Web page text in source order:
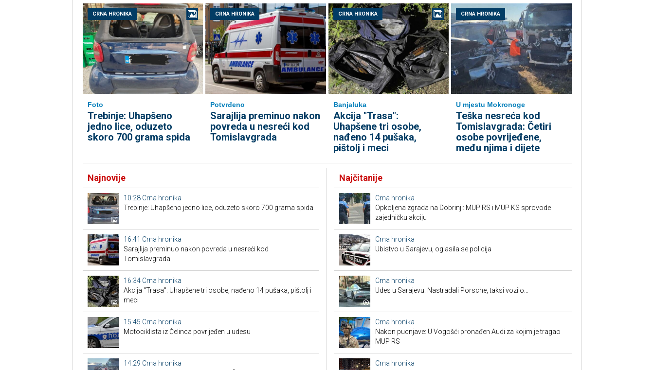
CRNA HRONIKA
Foto
Trebinje: Uhapšeno
jedno lice, oduzeto
skoro 700 grama spida
CRNA HRONIKA
Potvrđeno
Sarajlija preminuo nakon
povreda u nesreći kod
Tomislavgrada
CRNA HRONIKA
Banjaluka
Akcija "Trasa":
Uhapšene tri osobe,
nađeno 14 pušaka,
pištolj i meci
CRNA HRONIKA
U mjestu Mokronoge
Teška nesreća kod
Tomislavgrada: Četiri
osobe povrijeđene,
među njima i dijete
Najnovije
10:28 Crna hronika
Trebinje: Uhapšeno jedno lice, oduzeto skoro 700 grama spida
16:41 Crna hronika
Sarajlija preminuo nakon povreda u nesreći kod
Tomislavgrada
16:34 Crna hronika
Akcija "Trasa": Uhapšene tri osobe, nađeno 14 pušaka, pištolj i
meci
15:45 Crna hronika
Motociklista iz Čelinca povrijeđen u udesu
14:29 Crna hronika
Najčitanije
Crna hronika
Opkoljena zgrada na Dobrinji: MUP RS i MUP KS sprovode
zajedničku akciju
Crna hronika
Ubistvo u Sarajevu, oglasila se policija
Crna hronika
Udes u Sarajevu: Nastradali Porsche, taksi vozilo...
Crna hronika
Nakon pucnjave: U Vogošći pronađen Audi za kojim je tragao
MUP RS
Crna hronika